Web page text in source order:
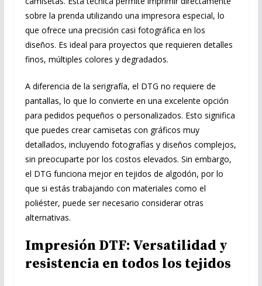
sobre la prenda utilizando una impresora especial, lo
que ofrece una precisión casi fotográfica en los
diseños. Es ideal para proyectos que requieren detalles
finos, múltiples colores y degradados.
A diferencia de la serigrafía, el DTG no requiere de
pantallas, lo que lo convierte en una excelente opción
para pedidos pequeños o personalizados. Esto significa
que puedes crear camisetas con gráficos muy
detallados, incluyendo fotografías y diseños complejos,
sin preocuparte por los costos elevados. Sin embargo,
el DTG funciona mejor en tejidos de algodón, por lo
que si estás trabajando con materiales como el
poliéster, puede ser necesario considerar otras
alternativas.
Impresión DTF: Versatilidad y
resistencia en todos los tejidos